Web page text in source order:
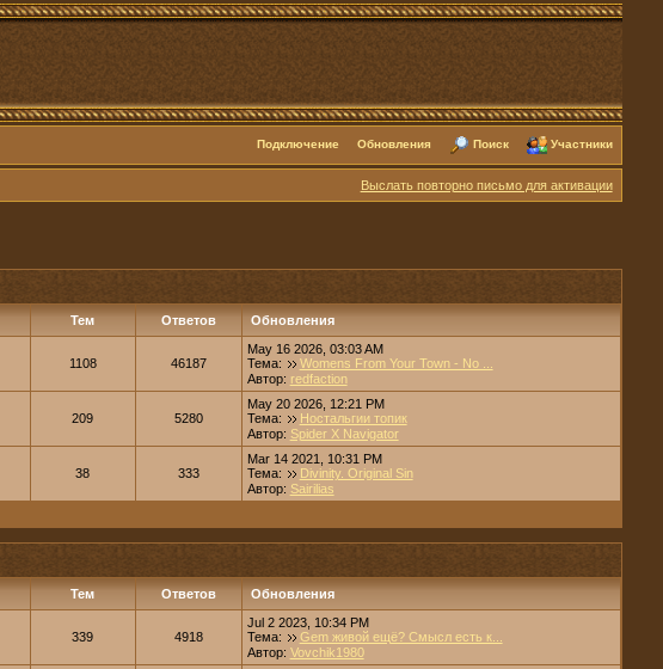
Подключение Обновления Поиск Участники
Выслать повторно письмо для активации
Тем Ответов Обновления
1108 46187
May 16 2026, 03:03 AM
Тема:
Womens From Your Town - No ...
Автор: redfaction
209 5280
May 20 2026, 12:21 PM
Тема:
Ностальгии топик
Автор: Spider X Navigator
38 333
Mar 14 2021, 10:31 PM
Тема:
Divinity. Original Sin
Автор: Sairilias
Тем Ответов Обновления
339 4918
Jul 2 2023, 10:34 PM
Тема:
Gem живой ещё? Смысл есть к...
Автор: Vovchik1980